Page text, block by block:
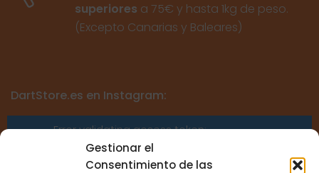
Gestionar el
Consentimiento de las
superiores a 75€ y hasta 1kg de peso.
(Excepto Canarias y Baleares)
DartStore.es en Instagram:
Error validating access token:
Sessions for the user are not allowed
because the user is not a confirmed